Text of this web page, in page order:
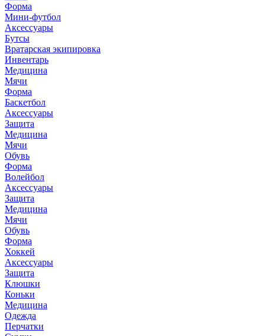
Форма
Мини-футбол
Аксессуары
Бутсы
Вратарская экипировка
Инвентарь
Медицина
Мячи
Форма
Баскетбол
Аксессуары
Защита
Медицина
Мячи
Обувь
Форма
Волейбол
Аксессуары
Защита
Медицина
Мячи
Обувь
Форма
Хоккей
Аксессуары
Защита
Клюшки
Коньки
Медицина
Одежда
Перчатки